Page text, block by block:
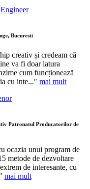
Bucuresti
creativ și credeam că
va fi doar latura
cum funcționează
cu inte..." mai mult
Patronatul Producatorilor de
ocazia unui program de
metode de dezvoltare
de interesante, cu
mai mult